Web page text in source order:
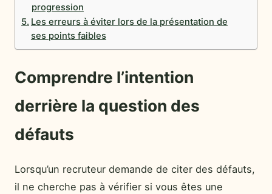
progression
Les erreurs à éviter lors de la présentation de
ses points faibles
Comprendre l’intention
derrière la question des
défauts
Lorsqu’un recruteur demande de citer des défauts,
il ne cherche pas à vérifier si vous êtes une